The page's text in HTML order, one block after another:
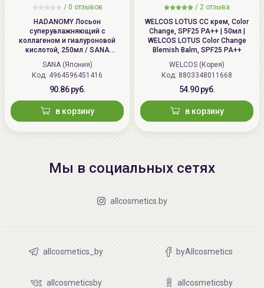
/ 0 отзывов
HADANOMY Лосьон
суперувлажняющий с
коллагеном и гиалуроновой
кислотой, 250мл / SANA
HADANOMY Collagen mist
SANA (Япония)
Код: 4964596451416
90.86 руб.
в корзину
/ 2 отзыва
WELCOS LOTUS СС крем, Color
Change, SPF25 PA++ | 50мл |
WELCOS LOTUS Color Change
Blemish Balm, SPF25 PA++
WELCOS (Корея)
Код: 8803348011668
54.90 руб.
в корзину
Мы в социальных сетях
allcosmetics.by
allcosmetics_by byAllcosmetics
allcosmeticsby allcosmeticsby